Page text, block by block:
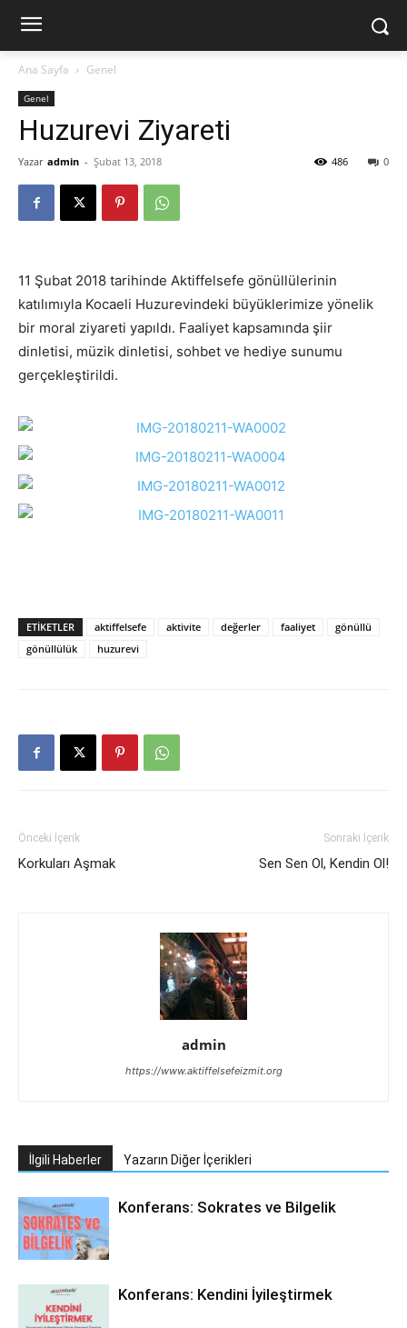
Ana Sayfa Genel
Genel
Huzurevi Ziyareti
Yazar admin - Şubat 13, 2018 0
486
11 Şubat 2018 tarihinde Aktiffelsefe gönüllülerinin
katılımıyla Kocaeli Huzurevindeki büyüklerimize yönelik
bir moral ziyareti yapıldı. Faaliyet kapsamında şiir
dinletisi, müzik dinletisi, sohbet ve hediye sunumu
gerçekleştirildi.
ETIKETLER aktiffelsefe aktivite değerler faaliyet
gönüllü
gönüllülük
huzurevi
Önceki İçerik
Korkuları Aşmak
Sonraki İçerik
Sen Sen Ol, Kendin Ol!
admin
https://www.aktiffelsefeizmit.org
İlgili Haberler Yazarın Diğer İçerikleri
Konferans: Sokrates ve Bilgelik
Konferans: Kendini İyileştirmek